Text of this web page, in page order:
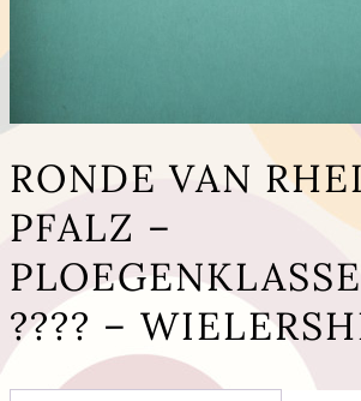
RONDE VAN
PFALZ –
???? –